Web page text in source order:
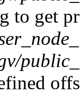
to get